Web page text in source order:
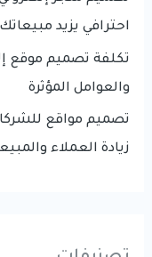
احترافي يزيد مبيعاتك
والعوامل المؤثرة
تصميم مواقع
زيادة العملاء